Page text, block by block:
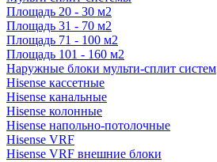
Площадь 20 - 30 м2
Площадь 31 - 70 м2
Площадь 71 - 100 м2
Площадь 101 - 160 м2
Наружные блоки мульти-сплит систем
Hisense кассетные
Hisense канальные
Hisense колонные
Hisense напольно-потолочные
Hisense VRF
Hisense VRF внешние блоки